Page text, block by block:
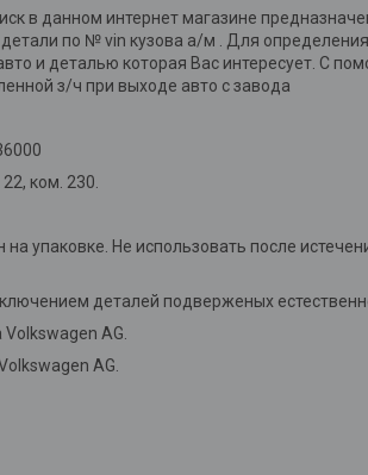
в данном интернет магазине
по № vin кузова а/м . Для
и деталью которая Вас интересует. С
з/ч при выходе авто с завода
ком. 230.
упаковке. Не использовать после
деталей подверженых
AG.
AG.